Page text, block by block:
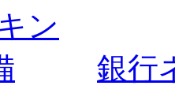
銀行